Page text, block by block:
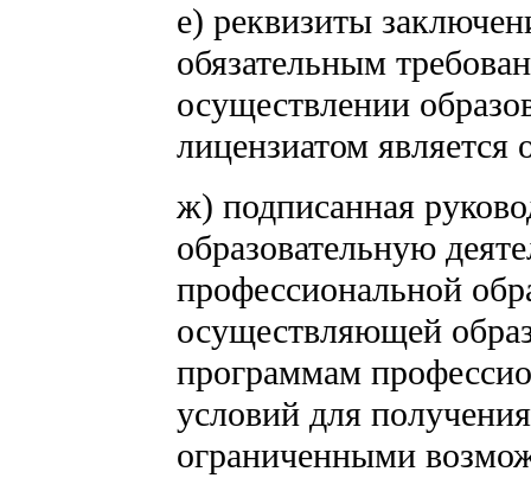
е) реквизиты
обязательным
осуществлении
лицензиатом является
ж) подписанная
образовательную
профессиональной
осуществляющей
программам
условий для
ограниченными